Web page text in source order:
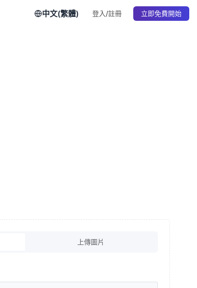
中文(繁體) 登入/註冊 立即免費開始
上傳圖片